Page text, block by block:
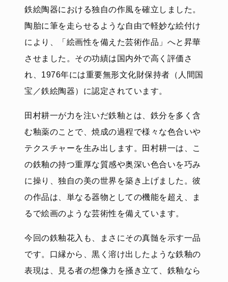
鉄絵陶器における独自の作風を確立しました。
陶胎に筆を走らせるような自由で軽妙な絵付け
により、「絵画性を備えた芸術作品」へと昇華
させました。その功績は国内外で高く評価さ
れ、1976年には重要無形文化財保持者（人間国
宝／鉄絵陶器）に認定されています。
田村耕一が力を注いだ鉄釉とは、鉄分を多く含
む釉薬のことで、焼成の過程で様々な色合いや
テクスチャーを生み出します。田村耕一は、こ
の鉄釉の持つ重厚な質感や奥深い色合いを巧み
に操り、独自の美の世界を築き上げました。彼
の作品は、単なる器物としての機能を超え、ま
るで絵画のような芸術性を備えています。
今回の鉄釉花入も、まさにその真髄を示す一品
です。口縁から、黒く溶け出したような鉄釉の
表現は、見る者の想像力を掻き立て、鉄釉なら